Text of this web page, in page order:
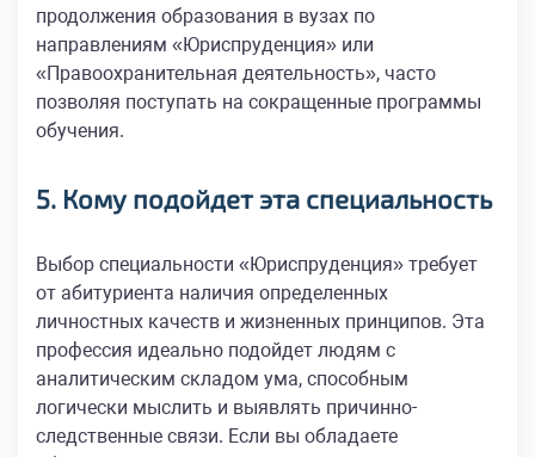
продолжения образования в вузах по
направлениям «Юриспруденция» или
«Правоохранительная деятельность», часто
позволяя поступать на сокращенные программы
обучения.
5. Кому подойдет эта специальность
Выбор специальности «Юриспруденция» требует
от абитуриента наличия определенных
личностных качеств и жизненных принципов. Эта
профессия идеально подойдет людям с
аналитическим складом ума, способным
логически мыслить и выявлять причинно-
следственные связи. Если вы обладаете